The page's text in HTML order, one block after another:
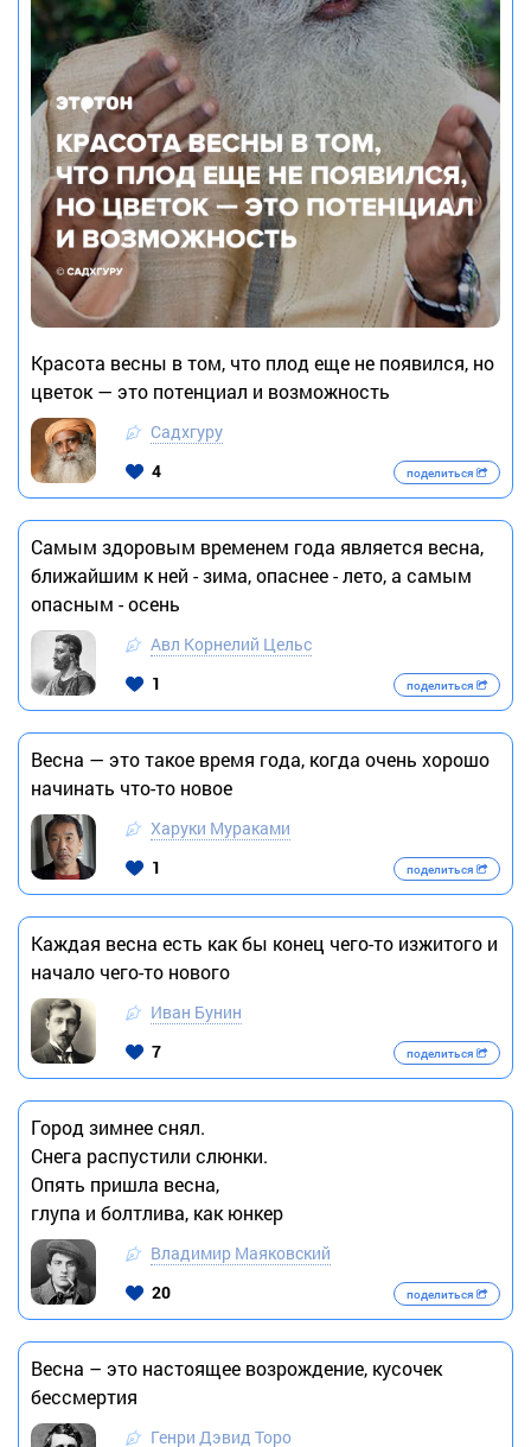
Красота весны в том, что плод еще не появился, но
цветок — это потенциал и возможность
Садхгуру
4
поделиться
Самым здоровым временем года является весна,
ближайшим к ней - зима, опаснее - лето, а самым
опасным - осень
Авл Корнелий Цельс
1
поделиться
Весна — это такое время года, когда очень хорошо
начинать что-то новое
Харуки Мураками
1
поделиться
Каждая весна есть как бы конец чего-то изжитого и
начало чего-то нового
Иван Бунин
7
поделиться
Город зимнее снял.
Снега распустили слюнки.
Опять пришла весна,
глупа и болтлива, как юнкер
Владимир Маяковский
20
поделиться
Весна – это настоящее возрождение, кусочек
бессмертия
Генри Дэвид Торо